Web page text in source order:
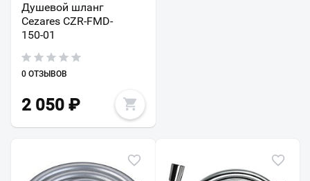
Душевой шланг
Cezares CZR-FMD-
150-01
0 ОТЗЫВОВ
2 050 ₽